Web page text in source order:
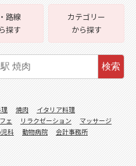
路線
探す
カテゴリー
から探す
検索
焼肉
イタリア料理
ェ リラクゼーション
マッサージ
科 動物病院
会計事務所